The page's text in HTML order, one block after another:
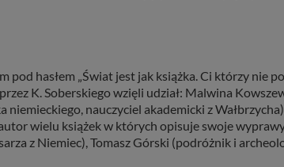
pod hasłem „Świat jest jak książka. Ci którzy nie
K. Soberskiego wzięli udział: Malwina
niemieckiego, nauczyciel akademicki z
wielu książek w których opisuje swoje
z Niemiec), Tomasz Górski (podróżnik i